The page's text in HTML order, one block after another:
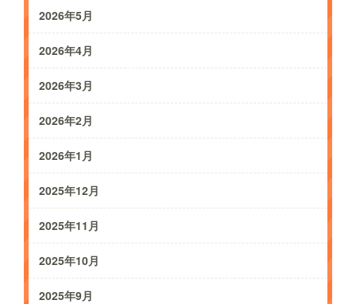
2026年5月
2026年4月
2026年3月
2026年2月
2026年1月
2025年12月
2025年11月
2025年10月
2025年9月